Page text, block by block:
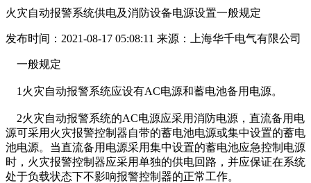
火灾自动报警系统供电及消防设备电源设置一般规定
发布时间：2021-08-17 05:08:11 来源：上海华千电气有限公司
一般规定
1火灾自动报警系统应设有AC电源和蓄电池备用电源。
2火灾自动报警系统的AC电源应采用消防电源，直流备用电
源可采用火灾报警控制器自带的蓄电池电源或集中设置的蓄电
池电源。当直流备用电源采用集中设置的蓄电池应急控制电源
时，火灾报警控制器应采用单独的供电回路，并应保证在系统
处于负载状态下不影响报警控制器的正常工作。